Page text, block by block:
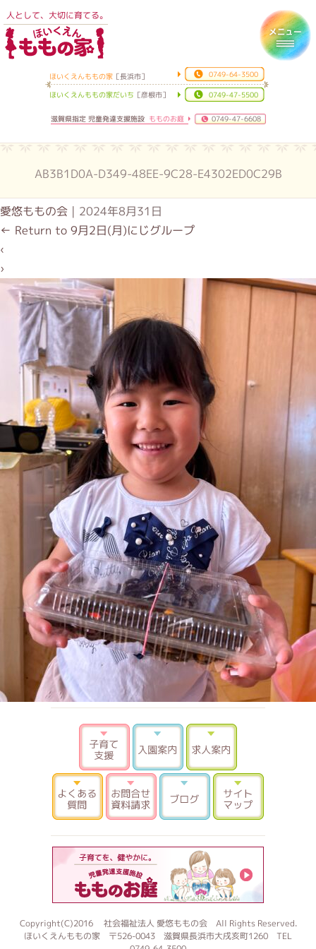
人として、大切に育てる。
ほいくえんももの家 ［長浜市］ 0749-64-3500
ほいくえんももの家だいち ［彦根市］ 0749-47-5500
滋賀県指定 児童発達支援施設もものお庭 0749-47-6608
AB3B1D0A-D349-48EE-9C28-E4302ED0C29B
愛悠ももの会 | 2024年8月31日
← Return to 9月2日(月)にじグループ
‹
›
子育て支援入園案内
よくある質問お問合せ 資料請求
ブログ
Copyright(C)2016 社会福祉法人 愛悠ももの会 All Rights Reserved.
ほいくえんももの家 〒526-0043 滋賀県長浜市大戌亥町1260 TEL